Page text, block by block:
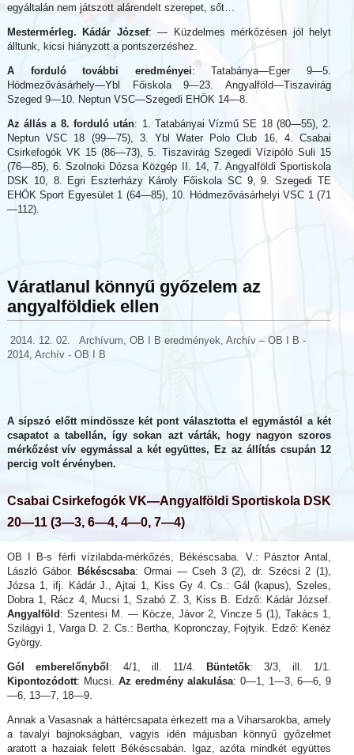
egyáltalán nem játszott alárendelt szerepet, sőt…
Mestermérleg. Kádár József: — Küzdelmes mérkőzésen jól helyt
álltunk, kicsi hiányzott a pontszerzéshez.
A forduló további eredményei: Tatabánya—Eger 9—5.
Hódmezővásárhely—Ybl Főiskola 9—23. Angyalföld—Tiszavirág
Szeged 9—10. Neptun VSC—Szegedi EHÖK 14—8.
Az állás a 8. forduló után: 1. Tatabányai Vízmű SE 18 (80—55), 2.
Neptun VSC 18 (99—75), 3. Ybl Water Polo Club 16, 4. Csabai
Csirkefogók VK 15 (86—73), 5. Tiszavirág Szegedi Vízipóló Suli 15
(76—85), 6. Szolnoki Dózsa Közgép II. 14, 7. Angyalföldi Sportiskola
DSK 10, 8. Egri Eszterházy Károly Főiskola SC 9, 9. Szegedi TE
EHÖK Sport Egyesület 1 (64—85), 10. Hódmezővásárhelyi VSC 1 (71
—112).
Váratlanul könnyű győzelem az
angyalföldiek ellen
2014. 12. 02. Archívum OB I B eredmények Archív – OB I B -
2014, Archív - OB I B
A sípszó előtt mindössze két pont választotta el egymástól a két
csapatot a tabellán, így sokan azt várták, hogy nagyon szoros
mérkőzést vív egymással a két együttes, Ez az állítás csupán 12
percig volt érvényben.
Csabai Csirkefogók VK—Angyalföldi Sportiskola DSK
20—11 (3—3, 6—4, 4—0, 7—4)
OB I B-s férfi vízilabda-mérkőzés, Békéscsaba. V.: Pásztor Antal,
László Gábor.
Békéscsaba: Ormai — Cseh 3 (2), dr. Szécsi 2 (1),
Józsa 1, ifj. Kádár J., Ajtai 1, Kiss Gy 4. Cs.: Gál (kapus), Szeles,
Dobra 1, Rácz 4, Mucsi 1, Szabó Z. 3, Kiss B. Edző: Kádár József.
Angyalföld : Szentesi M. — Köcze, Jávor 2, Vincze 5 (1), Takács 1,
Szilágyi 1, Varga D. 2. Cs.: Bertha, Kopronczay, Fojtyik. Edző: Kenéz
György.
Gól emberelőnyből : 4/1, ill. 11/4. Büntetők: 3/3, ill. 1/1.
Kipontozódott: Mucsi. Az eredmény alakulása: 0—1, 1—3, 6—6, 9
—6, 13—7, 18—9.
Annak a Vasasnak a háttércsapata érkezett ma a Viharsarokba, amely
a tavalyi bajnokságban, vagyis idén májusban könnyű győzelmet
aratott a hazaiak felett Békéscsabán. Igaz, azóta mindkét együttes